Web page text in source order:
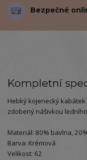
Bezpečné
Kompletní
Hebký kojenecký
zdobený nášivkou
Materiál: 80% bavlna,
Barva: Krémová
Velikost: 62